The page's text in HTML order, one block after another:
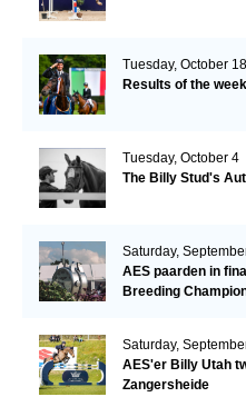
Tuesday, October 18
Results of the
Tuesday, October 4
The Billy Stud's
Saturday,
AES paarden in
Breeding
Saturday,
AES'er Billy Utah
Zangersheide